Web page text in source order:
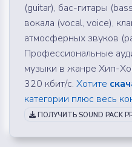
(guitar), бас-гитары
вокала (vocal, voice),
атмосферных звуков
Профессиональные
музыки в жанре Хип-
320 кбит/с. Хотите
категории плюс весь
ПОЛУЧИТЬ SOUND PACK